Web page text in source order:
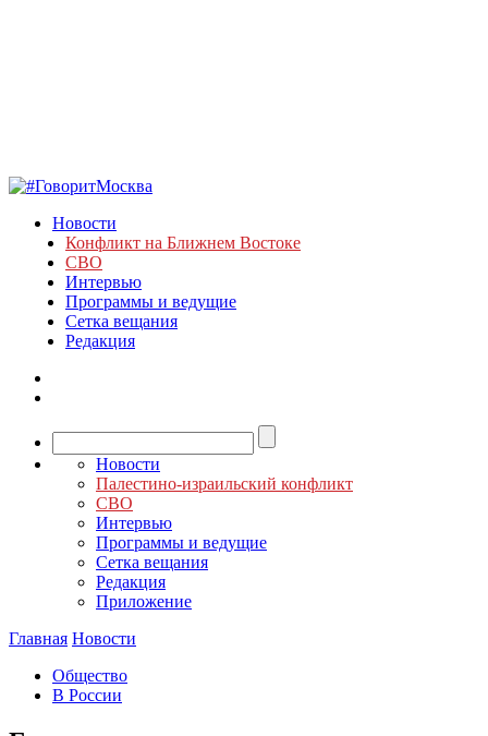
Новости
Конфликт на Ближнем Востоке
СВО
Интервью
Программы и ведущие
Сетка вещания
Редакция
Новости
Палестино-израильский конфликт
СВО
Интервью
Программы и ведущие
Сетка вещания
Редакция
Приложение
Главная Новости
Общество
В России